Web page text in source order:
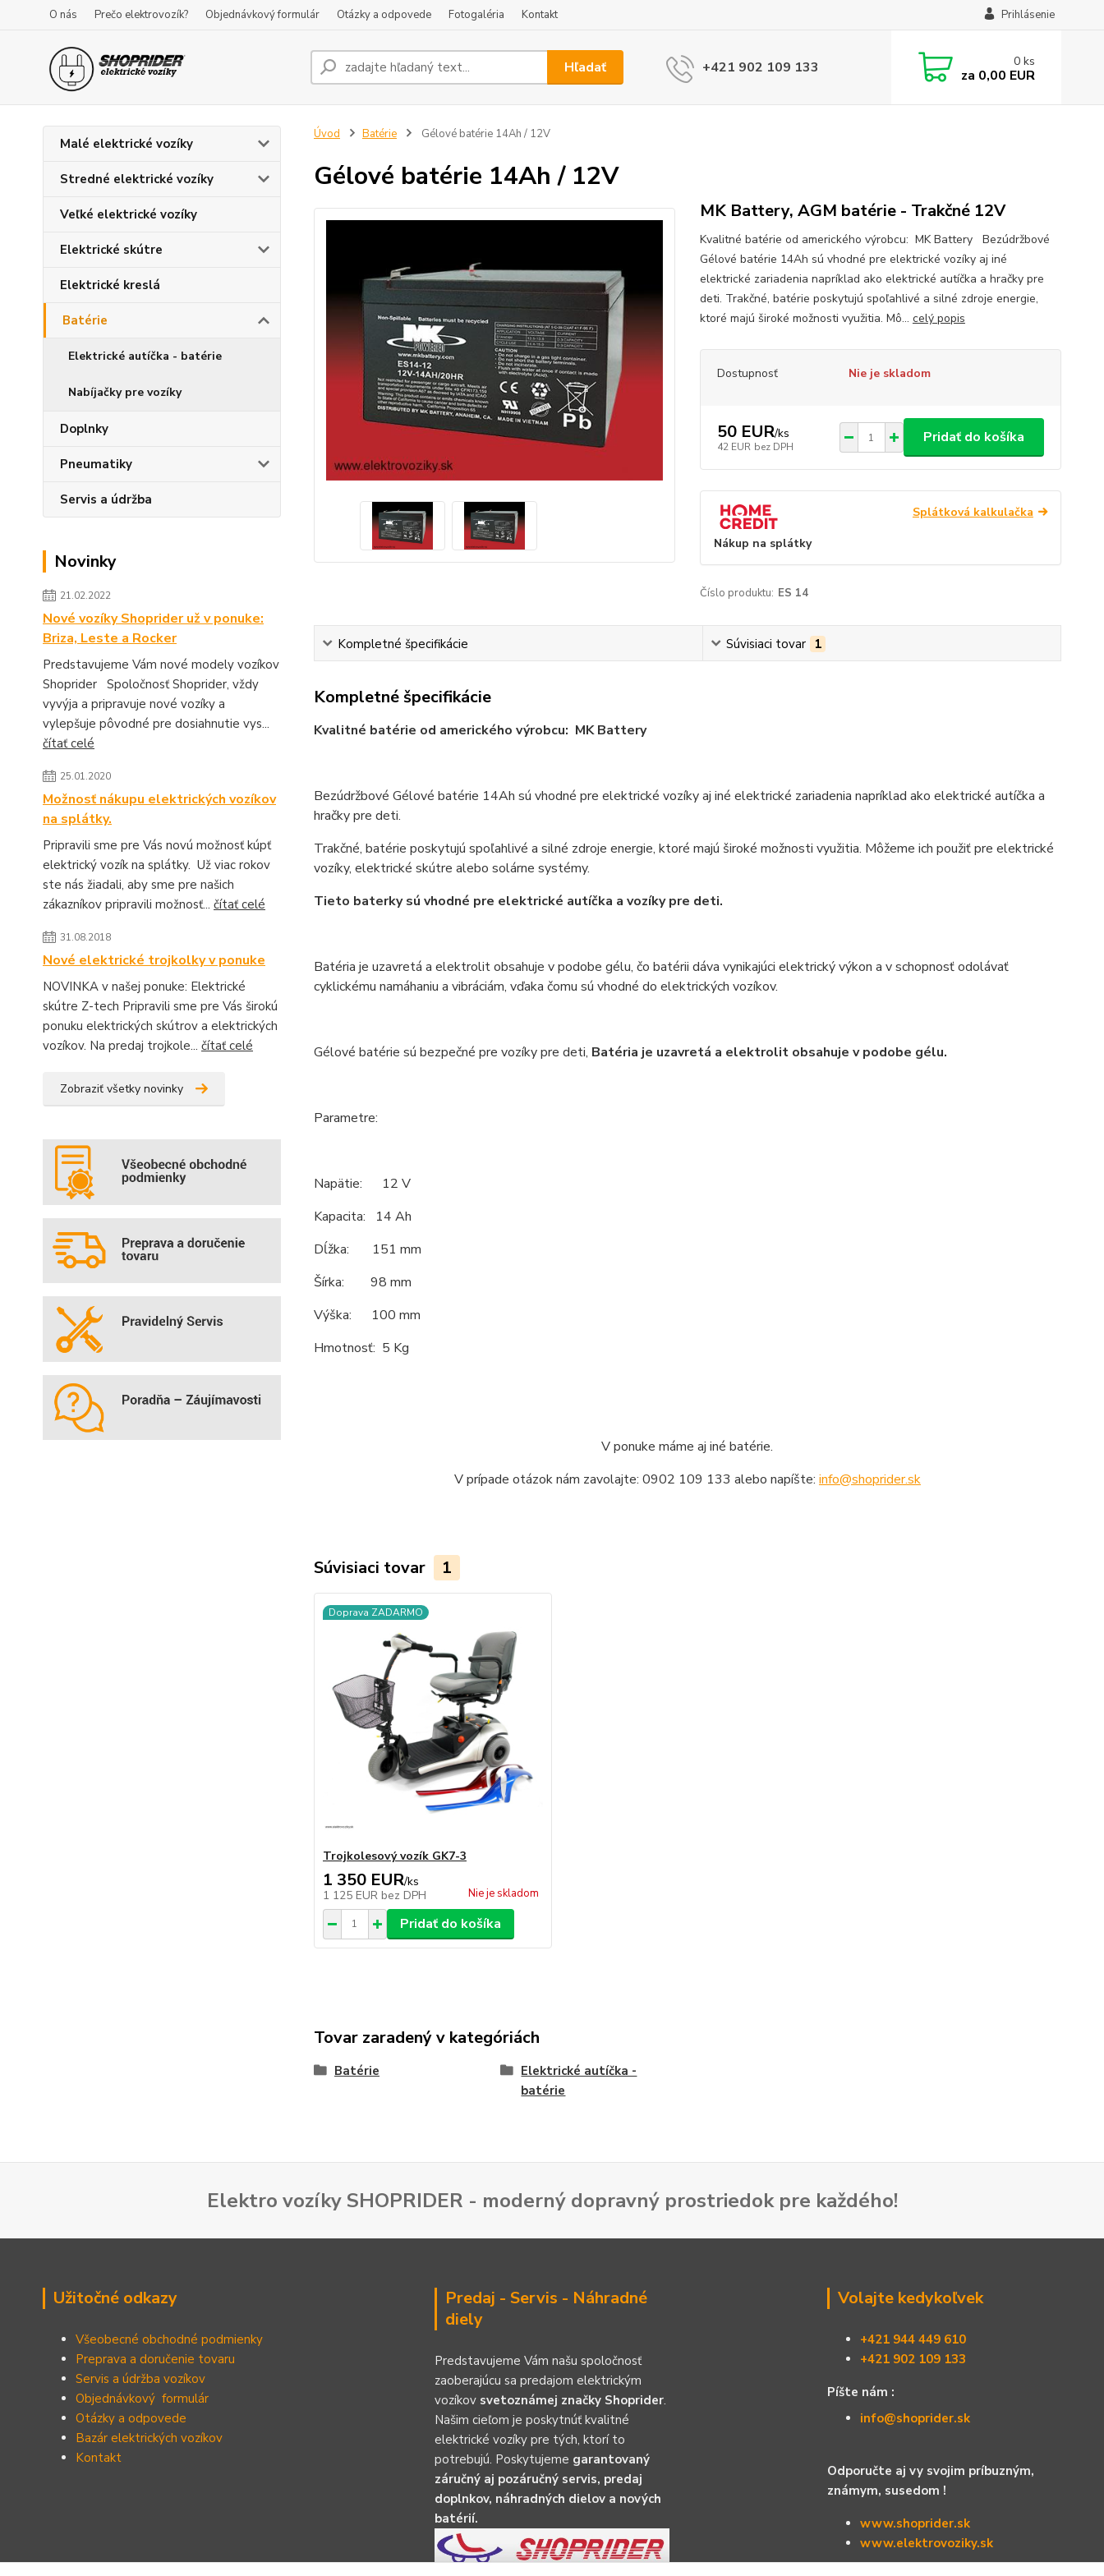
O nás Prečo elektrovozík? Objednávkový formulár Otázky a odpovede Fotogaléria Kontakt Prihlásenie
Hľadať +421 902 109 133 0 ks
za 0,00 EUR
Malé elektrické vozíky
Stredné elektrické vozíky
Veľké elektrické vozíky
Elektrické skútre
Elektrické kreslá
Batérie
Elektrické autíčka - batérie
Nabíjačky pre vozíky
Doplnky
Pneumatiky
Servis a údržba
Novinky
21.02.2022
Nové vozíky Shoprider už v ponuke:
Briza, Leste a Rocker
Predstavujeme Vám nové modely vozíkov
Shoprider Spoločnosť Shoprider, vždy
vyvýja a pripravuje nové vozíky a
vylepšuje pôvodné pre dosiahnutie vys...
čítať celé
25.01.2020
Možnosť nákupu elektrických vozíkov
na splátky.
Pripravili sme pre Vás novú možnosť kúpť
elektrický vozík na splátky. Už viac rokov
ste nás žiadali, aby sme pre našich
zákazníkov pripravili možnosť... čítať celé
31.08.2018
Nové elektrické trojkolky v ponuke
NOVINKA v našej ponuke: Elektrické
skútre Z-tech Pripravili sme pre Vás širokú
ponuku elektrických skútrov a elektrických
vozíkov. Na predaj trojkole... čítať celé
Zobraziť všetky novinky
Úvod Batérie Gélové batérie 14Ah / 12V
Gélové batérie 14Ah / 12V
MK Battery, AGM batérie - Trakčné 12V
Kvalitné batérie od amerického výrobcu: MK Battery Bezúdržbové
Gélové batérie 14Ah sú vhodné pre elektrické vozíky aj iné
elektrické zariadenia napríklad ako elektrické autíčka a hračky pre
deti. Trakčné, batérie poskytujú spoľahlivé a silné zdroje energie,
ktoré majú široké možnosti využitia. Mô... celý popis
Dostupnosť Nie je skladom
50 EUR/ks
42 EUR bez DPH
Pridať do košíka
Splátková kalkulačka
Nákup na splátky
Číslo produktu: ES 14
Kompletné špecifikácie Súvisiaci tovar 1
Kompletné špecifikácie
Kvalitné batérie od amerického výrobcu: MK Battery
Bezúdržbové Gélové batérie 14Ah sú vhodné pre elektrické vozíky aj iné elektrické zariadenia napríklad ako elektrické autíčka a
hračky pre deti.
Trakčné, batérie poskytujú spoľahlivé a silné zdroje energie, ktoré majú široké možnosti využitia. Môžeme ich použiť pre elektrické
vozíky, elektrické skútre alebo solárne systémy.
Tieto baterky sú vhodné pre elektrické autíčka a vozíky pre deti.
Batéria je uzavretá a elektrolit obsahuje v podobe gélu, čo batérii dáva vynikajúci elektrický výkon a v schopnosť odolávať
cyklickému namáhaniu a vibráciám, vďaka čomu sú vhodné do elektrických vozíkov.
Gélové batérie sú bezpečné pre vozíky pre deti, Batéria je uzavretá a elektrolit obsahuje v podobe gélu.
Parametre:
Napätie: 12 V
Kapacita: 14 Ah
Dĺžka: 151 mm
Šírka: 98 mm
Výška: 100 mm
Hmotnosť: 5 Kg
V ponuke máme aj iné batérie.
V prípade otázok nám zavolajte: 0902 109 133 alebo napíšte: info@shoprider.sk
Súvisiaci tovar 1
Doprava ZADARMO
Trojkolesový vozík GK7-3
1 350 EUR/ks
1 125 EUR bez DPH Nie je skladom
Pridať do košíka
Tovar zaradený v kategóriách
Batérie
Elektrické autíčka -
batérie
Elektro vozíky SHOPRIDER - moderný dopravný prostriedok pre každého!
Užitočné odkazy
Všeobecné obchodné podmienky
Preprava a doručenie tovaru
Servis a údržba vozíkov
Objednávkový formulár
Otázky a odpovede
Bazár elektrických vozíkov
Kontakt
Predaj - Servis - Náhradné
diely
Predstavujeme Vám našu spoločnosť
zaoberajúcu sa predajom elektrickým
vozíkov svetoznámej značky Shoprider.
Našim cieľom je poskytnúť kvalitné
elektrické vozíky pre tých, ktorí to
potrebujú. Poskytujeme garantovaný
záručný aj pozáručný servis, predaj
doplnkov, náhradných dielov a nových
batérií.
Volajte kedykoľvek
+421 944 449 610
+421 902 109 133
Píšte nám :
info@shoprider.sk
Odporučte aj vy svojim príbuzným,
známym, susedom !
www.shoprider.sk
www.elektrovoziky.sk